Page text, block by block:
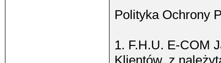
Polityka Ochrony
1. F.H.U. E-COM
Klientów, z